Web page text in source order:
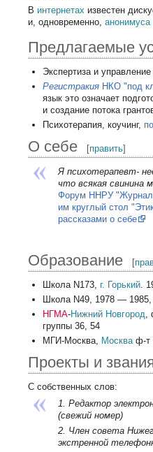
В интернетах известен
и, одновременно,анонимуса
Предлагаемые
Экспертиза и
РегистракияНКО "под
язык это означает
и создание потока
Психотерапия, коучинг,
О себе [править]
Я психотерапевт-
что всякая свинина
Форум ННРУ
им круглый стол
рассказами о себе
Образование [
Школа N173, г. Горький.
Школа N49, 1978 — 1985,
НГМА-Нижний Новгород,
группы 36, 54
МГИ-Москва,
Москваф-т
Проекты и
С собственных слов:
1. Редактор
(свежий номер)
2. Член совета
экстренной